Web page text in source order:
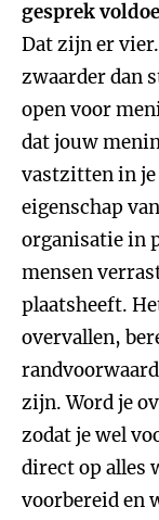
gesprek
Dat zijn er
zwaarder dan
open voor
dat jouw
vastzitten in je
eigenschap
organisatie in
mensen
plaatsheeft.
overvallen,
zijn. Word je
zodat je wel
direct op alles
voorbereid en